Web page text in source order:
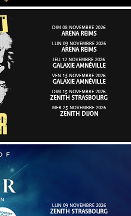
DIM 08 NOVEMBRE 2026
ARENA REIMS
LUN 09 NOVEMBRE 2026
ARENA REIMS
JEU 12 NOVEMBRE 2026
GALAXIE AMNÉVILLE
VEN 13 NOVEMBRE 2026
GALAXIE AMNÉVILLE
DIM 15 NOVEMBRE 2026
ZENITH STRASBOURG
MER 25 NOVEMBRE 2026
ZENITH DIJON
LUN 09 NOVEMBRE 2026
ZENITH STRASBOURG